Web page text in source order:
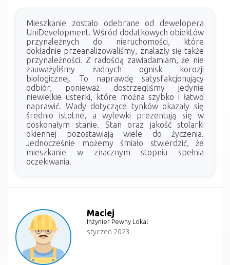
Mieszkanie zostało odebrane od dewelopera
UniDevelopment. Wśród dodatkowych obiektów
przynależnych do nieruchomości, które
dokładnie przeanalizowaliśmy, znalazły się także
przynależności. Z radością zawiadamiam, że nie
zauważyliśmy żadnych ognisk korozji
biologicznej. To naprawdę satysfakcjonujący
odbiór, ponieważ dostrzegliśmy jedynie
niewielkie usterki, które można szybko i łatwo
naprawić. Wady dotyczące tynków okazały się
średnio istotne, a wylewki prezentują się w
doskonałym stanie. Stan oraz jakość stolarki
okiennej pozostawiają wiele do życzenia.
Jednocześnie możemy śmiało stwierdzić, że
mieszkanie w znacznym stopniu spełnia
oczekiwania.
Maciej
Inżynier Pewny Lokal
styczeń 2023